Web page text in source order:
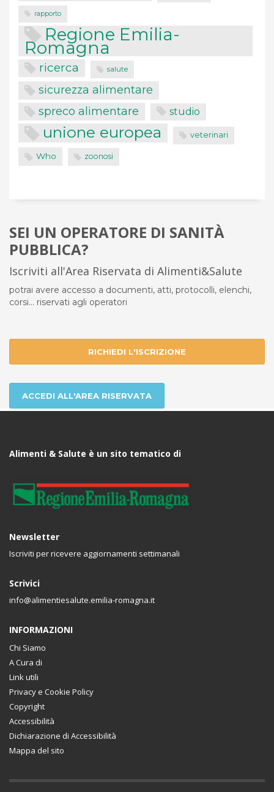
rapporto
Regione Emilia-
Romagna
ricerca salute
sicurezza alimentare
spreco alimentare studio
unione europea veterinari
Who zoonosi
SEI UN OPERATORE DI SANITÀ
PUBBLICA?
Iscriviti all'Area Riservata di Alimenti&Salute
potrai avere accesso a documenti, atti, protocolli, elenchi,
corsi... riservati agli operatori
RICHIEDI L'ISCRIZIONE
ACCEDI ALL'AREA RISERVATA
Alimenti & Salute è un sito tematico di
Newsletter
Iscriviti per ricevere aggiornamenti settimanali
Scrivici
info@alimentiesalute.emilia-romagna.it
INFORMAZIONI
Chi Siamo
A Cura di
Link utili
Privacy e Cookie Policy
Copyright
Accessibilità
Dichiarazione di Accessibilità
Mappa del sito